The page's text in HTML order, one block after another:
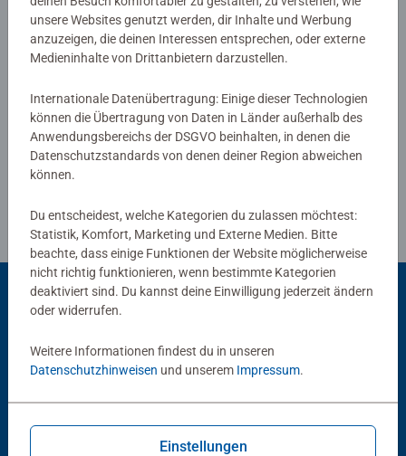
Richtlinien für Bewertungen
Andere Kunden mögen auch
unsere Websites genutzt werden, dir Inhalte und Werbung
anzuzeigen, die deinen Interessen entsprechen, oder externe
Medieninhalte von Drittanbietern darzustellen.
Internationale Datenübertragung: Einige dieser Technologien
können die Übertragung von Daten in Länder außerhalb des
Anwendungsbereichs der DSGVO beinhalten, in denen die
Datenschutzstandards von denen deiner Region abweichen
können.
Du entscheidest, welche Kategorien du zulassen möchtest:
Statistik, Komfort, Marketing und Externe Medien. Bitte
beachte, dass einige Funktionen der Website möglicherweise
nicht richtig funktionieren, wenn bestimmte Kategorien
deaktiviert sind. Du kannst deine Einwilligung jederzeit ändern
oder widerrufen.
Weitere Informationen findest du in unseren
Datenschutzhinweisen und unserem Impressum.
Einstellungen